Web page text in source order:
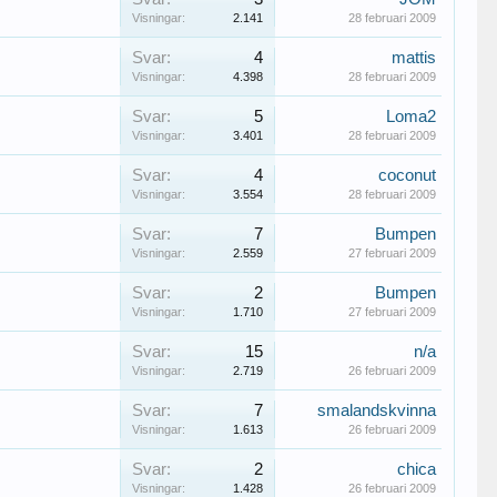
Visningar: 2.141 28 februari 2009
Svar: 4
Visningar: 4.398
mattis
28 februari 2009
Svar: 5
Visningar: 3.401
Loma2
28 februari 2009
Svar: 4
Visningar: 3.554
coconut
28 februari 2009
Svar: 7
Visningar: 2.559
Bumpen
27 februari 2009
Svar: 2
Visningar: 1.710
Bumpen
27 februari 2009
Svar: 15
Visningar: 2.719
n/a
26 februari 2009
Svar: 7
Visningar: 1.613
smalandskvinna
26 februari 2009
Svar: 2
Visningar: 1.428
chica
26 februari 2009